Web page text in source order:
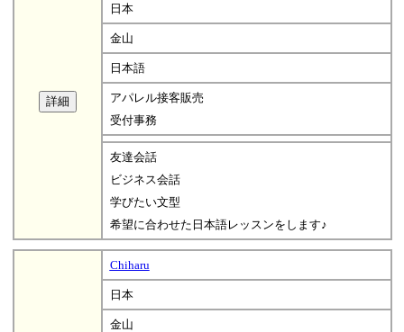
日本
金山
日本語
アパレル接客販売
受付事務
友達会話
ビジネス会話
学びたい文型
希望に合わせた日本語レッスンをします♪
Chiharu
日本
金山